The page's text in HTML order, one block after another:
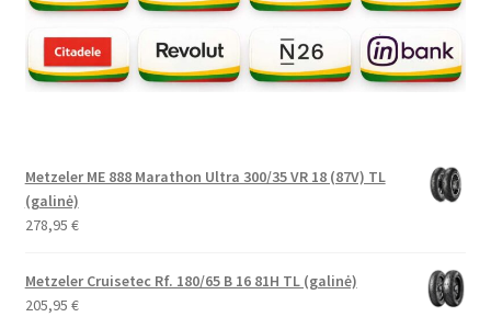
Metzeler ME 888 Marathon Ultra 300/35 VR 18 (87V) TL
(galinė)
278,95 €
Metzeler Cruisetec Rf. 180/65 B 16 81H TL (galinė)
205,95 €